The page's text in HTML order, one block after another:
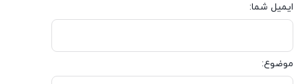
ایمیل شما:
موضوع: